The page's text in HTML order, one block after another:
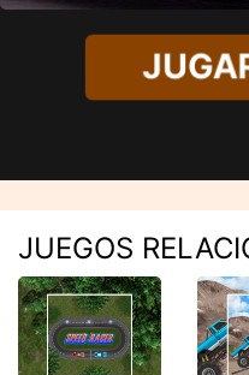
JUEGOS